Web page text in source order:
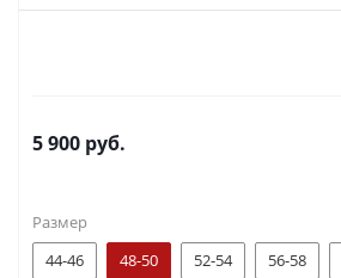
5 900 руб.
Размер
44-46
48-50 52-54 56-58